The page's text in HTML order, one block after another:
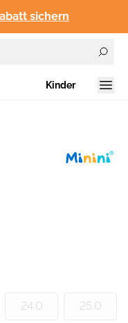
sichern
Kinder
24.0 25.0